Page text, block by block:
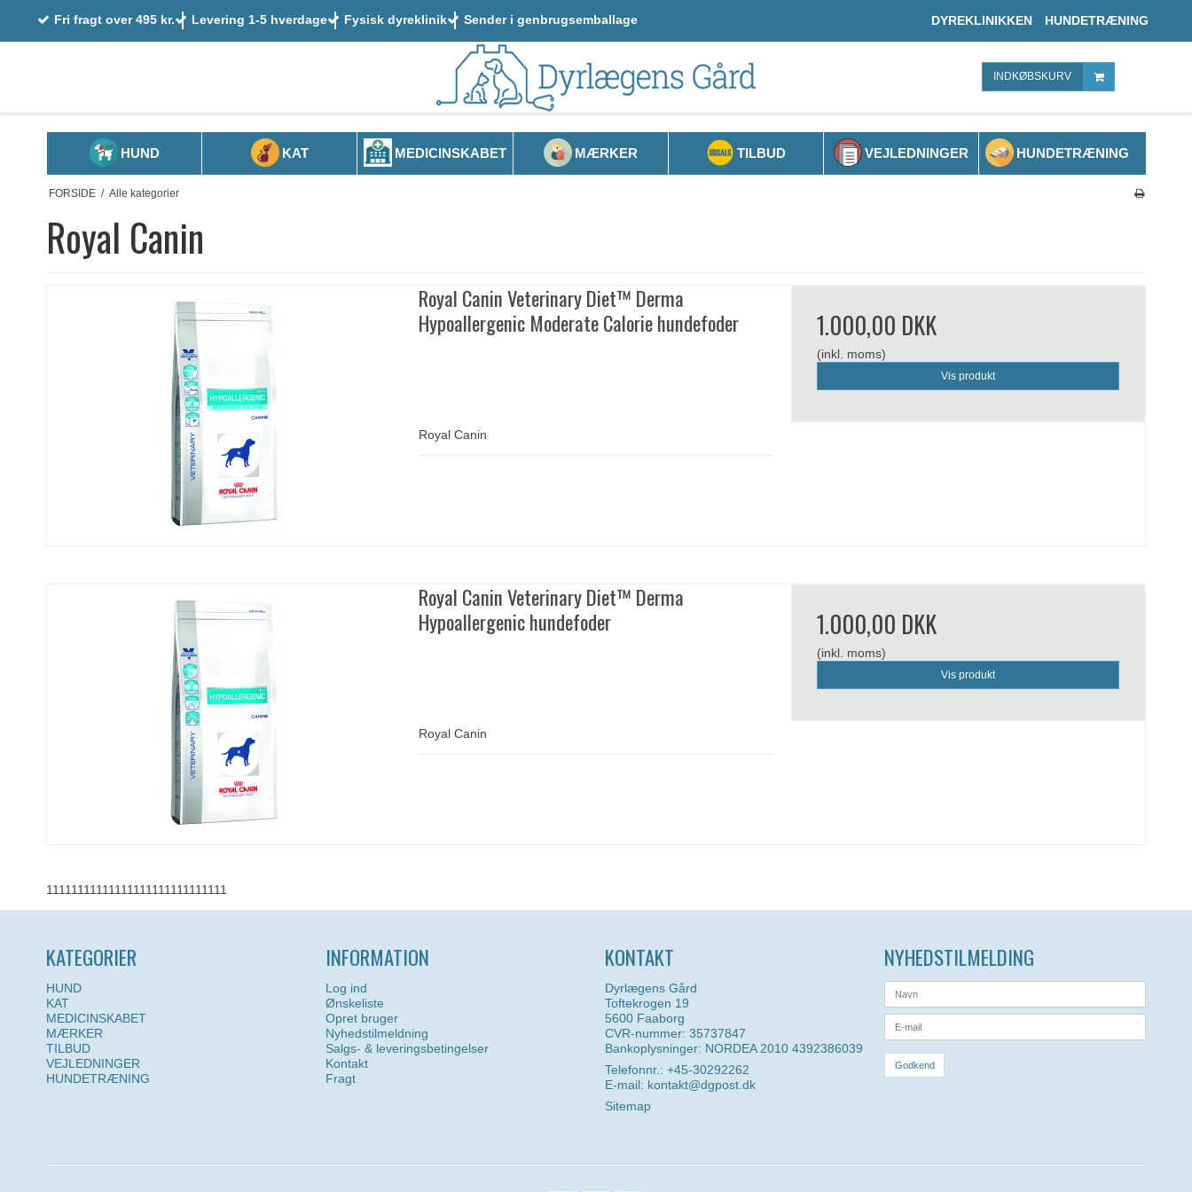
Fri fragt over 495 kr. Levering 1-5 hverdage Fysisk dyreklinik Sender i genbrugsemballage DYREKLINIKKEN HUNDETRÆNING
INDKØBSKURV
HUND KAT MEDICINSKABET MÆRKER TILBUD VEJLEDNINGER HUNDETRÆNING
FORSIDE / Alle kategorier
Royal Canin
Royal Canin Veterinary Diet™ Derma
Hypoallergenic Moderate Calorie hundefoder
Royal Canin
1.000,00 DKK
(inkl. moms)
Vis produkt
Royal Canin Veterinary Diet™ Derma
Hypoallergenic hundefoder
Royal Canin
1.000,00 DKK
(inkl. moms)
Vis produkt
11111111111111111111111111111
KATEGORIER
HUND
KAT
MEDICINSKABET
MÆRKER
TILBUD
VEJLEDNINGER
HUNDETRÆNING
INFORMATION
Log ind
Ønskeliste
Opret bruger
Nyhedstilmeldning
Salgs- & leveringsbetingelser
Kontakt
Fragt
KONTAKT
Dyrlægens Gård
Toftekrogen 19
5600 Faaborg
CVR-nummer: 35737847
Bankoplysninger: NORDEA 2010 4392386039
Telefonnr.: +45-30292262
E-mail: kontakt@dgpost.dk
Sitemap
NYHEDSTILMELDING
Godkend